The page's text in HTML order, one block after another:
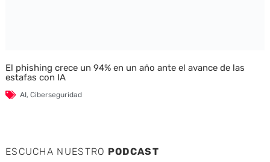
El phishing crece un 94% en un año ante el avance de las
estafas con IA
AI, Ciberseguridad
ESCUCHA NUESTRO PODCAST